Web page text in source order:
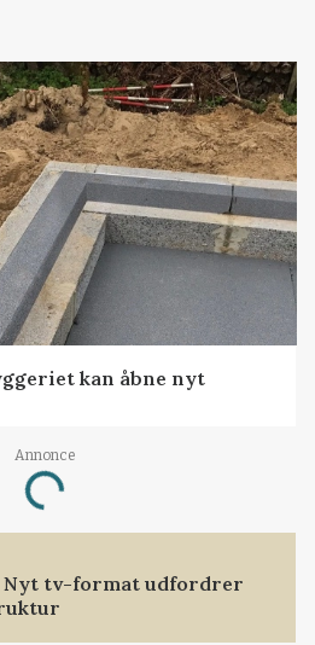
kan åbne nyt
Annonce
Loading...
Nyt tv-format udfordrer